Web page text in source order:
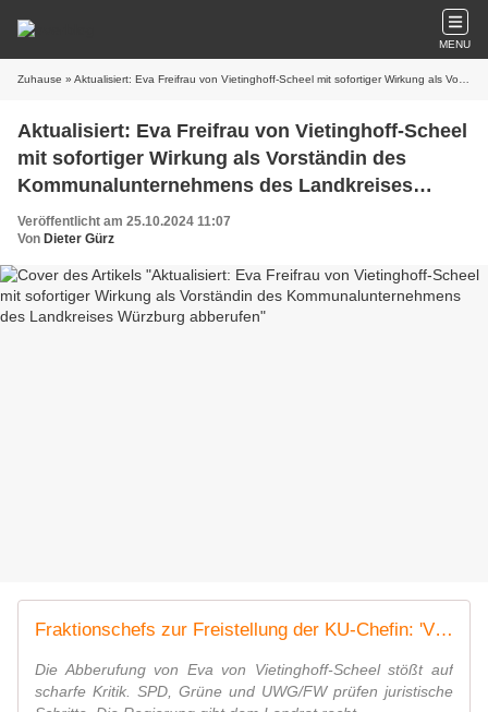
MENU
Zuhause » Aktualisiert: Eva Freifrau von Vietinghoff-Scheel mit sofortiger Wirkung als Vorständin des Kommunalunternehmens des Landkreises Würzburg abberufen
Aktualisiert: Eva Freifrau von Vietinghoff-Scheel
mit sofortiger Wirkung als Vorständin des
Kommunalunternehmens des Landkreises
Würzburg abberufen
Veröffentlicht am 25.10.2024 11:07
Von Dieter Gürz
Fraktionschefs zur Freistellung der KU-Chefin: 'Vietinghoff-Scheel wurde behandelt wie eine Schwerverbrecherin'
Die Abberufung von Eva von Vietinghoff-Scheel stößt auf
scharfe Kritik. SPD, Grüne und UWG/FW prüfen juristische